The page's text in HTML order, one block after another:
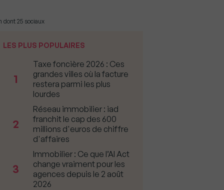
dont 25 sociaux
LES PLUS POPULAIRES
1
Taxe foncière 2026 : Ces
grandes villes où la facture
restera parmi les plus
lourdes
2
Réseau immobilier : iad
franchit le cap des 600
millions d'euros de chiffre
d'affaires
3
Immobilier : Ce que l’AI Act
change vraiment pour les
agences depuis le 2 août
2026